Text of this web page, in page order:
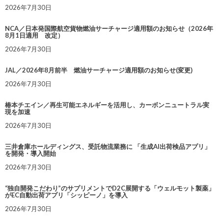
2026年7月30日
NCA／日本発国際航空貨物燃油サーチャージ適用額のお知らせ（2026年
8月1日適用 改定）
2026年7月30日
JAL／2026年8月前半 燃油サーチャージ適用額のお知らせ(変更)
2026年7月30日
椿本チエイン／再生可能エネルギーを活用し、カーボンニュートラル実
現を加速
2026年7月30日
三井倉庫ホールディングス、受託物流業務に 「生成AI出荷検品アプリ」
を開発・導入開始
2026年7月30日
“独自開発こだわり”のサプリメントでD2C展開する「ウェルモット製薬」
がEC自動出荷アプリ「シッピーノ」を導入
2026年7月30日